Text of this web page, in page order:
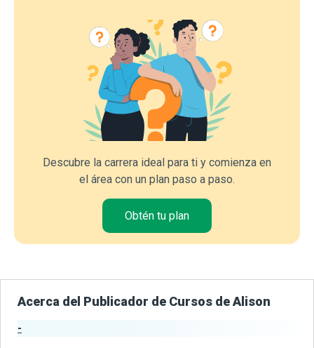
Descubre la carrera ideal para ti y comienza en
el área con un plan paso a paso.
Obtén tu plan
Acerca del Publicador de Cursos de Alison
-